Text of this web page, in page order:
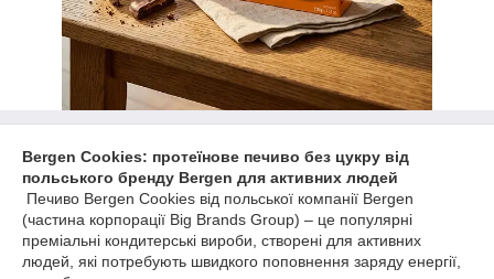
Bergen Cookies: протеїнове печиво без цукру від
польського бренду Bergen для активних людей
Печиво Bergen Cookies від польської компанії Bergen
(частина корпорації Big Brands Group) – це популярні
преміальні кондитерські вироби, створені для активних
людей, які потребують швидкого поповнення заряду енергії,